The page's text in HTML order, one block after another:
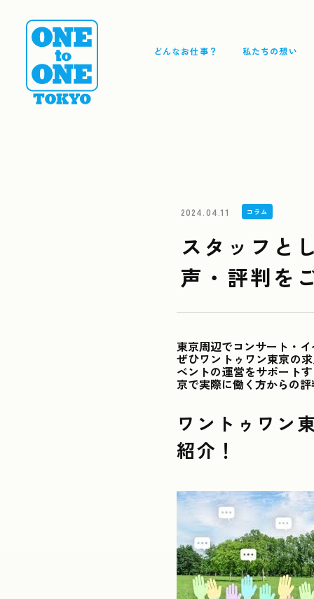
どんなお仕事？ 私たちの想い
2024.04.11 コラム
スタッフと
声・評判を
東京周辺でコンサート・
ぜひワントゥワン東京の
ベントの運営をサポート
京で実際に働く方からの
ワントゥワン
紹介！